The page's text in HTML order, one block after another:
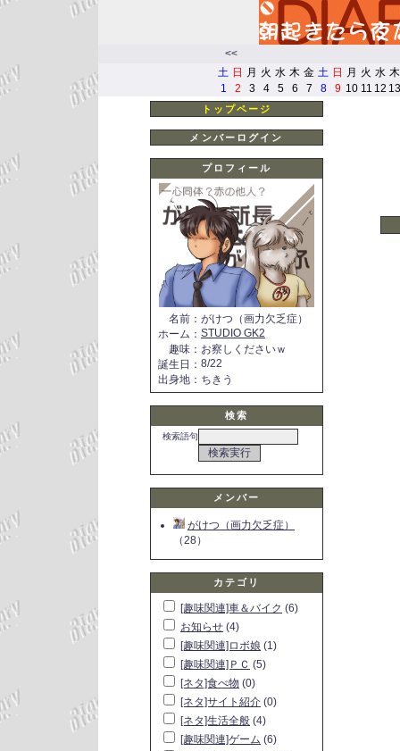
<<
土 日 月 火 水 木 金 土 日 月 火 水 木
1
2 3 4 5 6 7 8 9 10 11 12 13
トップページ
メンバーログイン
プロフィール
名前 ： がけつ（画力欠乏症）
ホーム ： STUDIO GK2
趣味 ： お察しくださいｗ
誕生日 ： 8/22
出身地 ： ちきう
検索
検索語句
メンバー
がけつ（画力欠乏症）
（28）
カテゴリ
[趣味関連]車＆バイク (6)
お知らせ (4)
[趣味関連]ロボ娘 (1)
[趣味関連]ＰＣ (5)
[ネタ]食べ物 (0)
[ネタ]サイト紹介 (0)
[ネタ]生活全般 (4)
[趣味関連]ゲーム (6)